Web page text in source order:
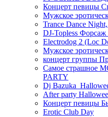
Концерт певицы
Мужское
Trance Dance
DJ-Topless
Electrodog 2 (Loc
Мужское
концерт группы
Самое страшное
PARTY
Dj
After party
Концерт певицы
Erotic Club Day